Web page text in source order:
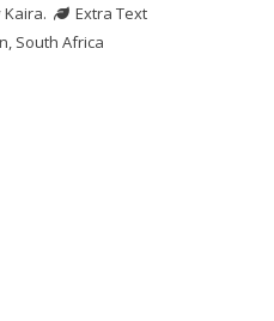
Kaira.
Extra Text
South Africa